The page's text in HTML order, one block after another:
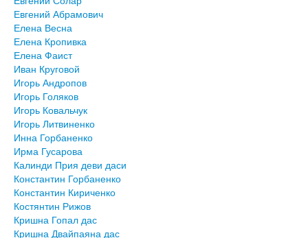
Евгений Абрамович
Елена Весна
Елена Кропивка
Елена Фаист
Иван Круговой
Игорь Андропов
Игорь Голяков
Игорь Ковальчук
Игорь Литвиненко
Инна Горбаненко
Ирма Гусарова
Калинди Прия деви даси
Константин Горбаненко
Константин Кириченко
Костянтин Рижов
Кришна Гопал дас
Кришна Двайпаяна дас